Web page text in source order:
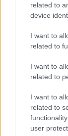
related to
device
I want to
related to
I want to
related to
I want to
related to
user
Ελλάδα|
Ταχύτερη
στην